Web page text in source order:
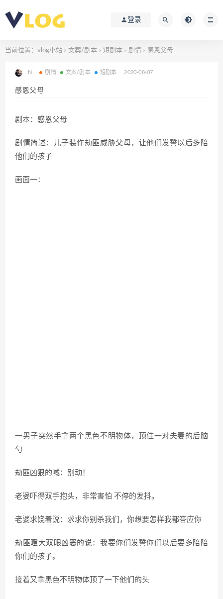
登录
当前位置： vlog小站 > 文案/剧本 > 短剧本 > 剧情 > 感恩父母
.N 剧情 文案/剧本 短剧本 2020-08-07
感恩父母
剧本：感恩父母
剧情简述：儿子装作劫匪威胁父母，让他们发誓以后多陪
他们的孩子
画面一：
一男子突然手拿两个黑色不明物体，顶住一对夫妻的后脑
勺
劫匪凶狠的喊：别动！
老婆吓得双手抱头，非常害怕 不停的发抖。
老婆求饶着说：求求你别杀我们，你想要怎样我都答应你
劫匪瞪大双眼凶恶的说：我要你们发誓你们以后要多陪陪
你们的孩子。
接着又拿黑色不明物体顶了一下他们的头